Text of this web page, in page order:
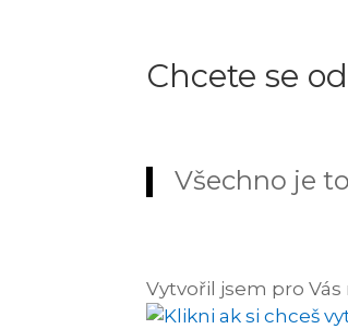
Chcete se
Všechno je
Vytvořil jsem pro